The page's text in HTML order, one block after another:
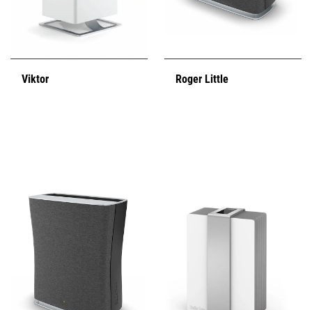
Viktor Roger Little